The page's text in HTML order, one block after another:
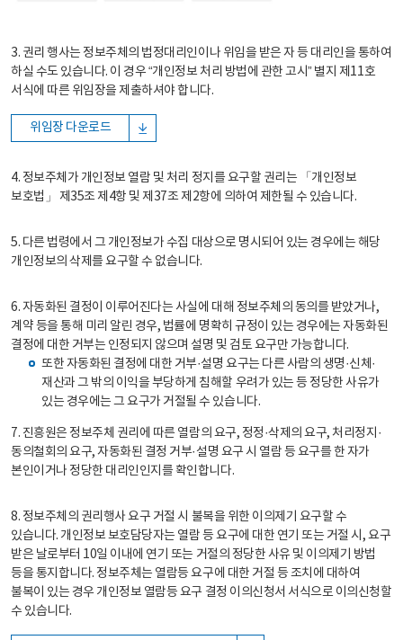
3. 권리 행사는 정보주체의 법정대리인이나 위임을 받은 자 등 대리인을 통하여
하실 수도 있습니다. 이 경우 “개인정보 처리 방법에 관한 고시” 별지 제11호
서식에 따른 위임장을 제출하셔야 합니다.
위임장 다운로드
4. 정보주체가 개인정보 열람 및 처리 정지를 요구할 권리는 「개인정보
보호법」 제35조 제4항 및 제37조 제2항에 의하여 제한될 수 있습니다.
5. 다른 법령에서 그 개인정보가 수집 대상으로 명시되어 있는 경우에는 해당
개인정보의 삭제를 요구할 수 없습니다.
6. 자동화된 결정이 이루어진다는 사실에 대해 정보주체의 동의를 받았거나,
계약 등을 통해 미리 알린 경우, 법률에 명확히 규정이 있는 경우에는 자동화된
결정에 대한 거부는 인정되지 않으며 설명 및 검토 요구만 가능합니다.
또한 자동화된 결정에 대한 거부·설명 요구는 다른 사람의 생명·신체·
재산과 그 밖의 이익을 부당하게 침해할 우려가 있는 등 정당한 사유가
있는 경우에는 그 요구가 거절될 수 있습니다.
7. 진흥원은 정보주체 권리에 따른 열람의 요구, 정정·삭제의 요구, 처리정지·
동의철회의 요구, 자동화된 결정 거부·설명 요구 시 열람 등 요구를 한 자가
본인이거나 정당한 대리인인지를 확인합니다.
8. 정보주체의 권리행사 요구 거절 시 불복을 위한 이의제기 요구할 수
있습니다. 개인정보 보호담당자는 열람 등 요구에 대한 연기 또는 거절 시, 요구
받은 날로부터 10일 이내에 연기 또는 거절의 정당한 사유 및 이의제기 방법
등을 통지합니다. 정보주체는 열람등 요구에 대한 거절 등 조치에 대하여
불복이 있는 경우 개인정보 열람등 요구 결정 이의신청서 서식으로 이의신청할
수 있습니다.